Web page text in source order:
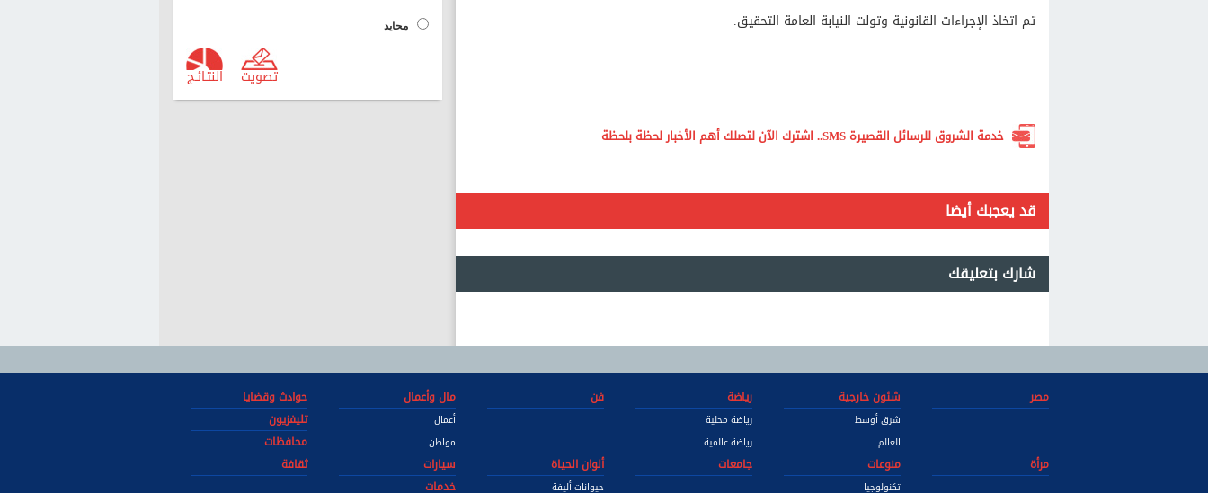
محايد
النتـائـج تصويت
تم اتخاذ الإجراءات القانونية وتولت النيابة العامة التحقيق.
خدمة الشروق للرسائل القصيرة SMS.. اشترك الآن لتصلك أهم الأخبار لحظة بلحظة
قد يعجبك أيضا
شارك بتعليقك
مصر شئون خارجية
شرق أوسط
العالم
رياضة
رياضة محلية
رياضة عالمية
فن مال وأعمال
أعمال
مواطن
حوادث وقضايا
تليفزيون
محافظات
مرأة
منوعات
تكنولوجيا
جامعات ألوان الحياة
حيوانات أليفة
سيارات
ثقافة
خدمات